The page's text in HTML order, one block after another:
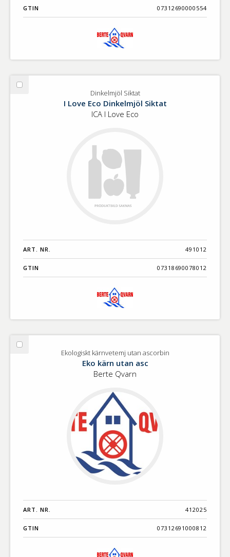
GTIN 07312690000554
Välj
Dinkelmjöl Siktat
I Love Eco Dinkelmjöl Siktat
ICA I Love Eco
ART. NR. 491012
GTIN 07318690078012
Välj
Ekologiskt kärnvetemj utan ascorbin
Eko kärn utan asc
Berte Qvarn
ART. NR. 412025
GTIN 07312691000812